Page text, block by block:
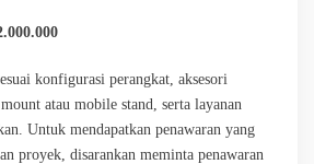
konfigurasi perangkat, aksesori
atau mobile stand, serta layanan
Untuk mendapatkan penawaran yang
proyek, disarankan meminta penawaran